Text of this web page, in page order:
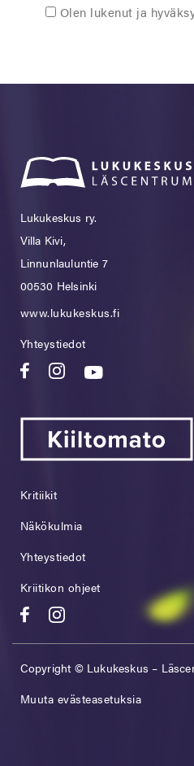
Olen lukenut ja
Lukukeskus ry.
Villa Kivi,
Linnunlauluntie 7
00530 Helsinki
www.lukukeskus.fi
Yhteystiedot
Kritiikit
Näkökulmia
Yhteystiedot
Kriitikon ohjeet
Copyright © Lukukeskus –
Muuta evästeasetuksia